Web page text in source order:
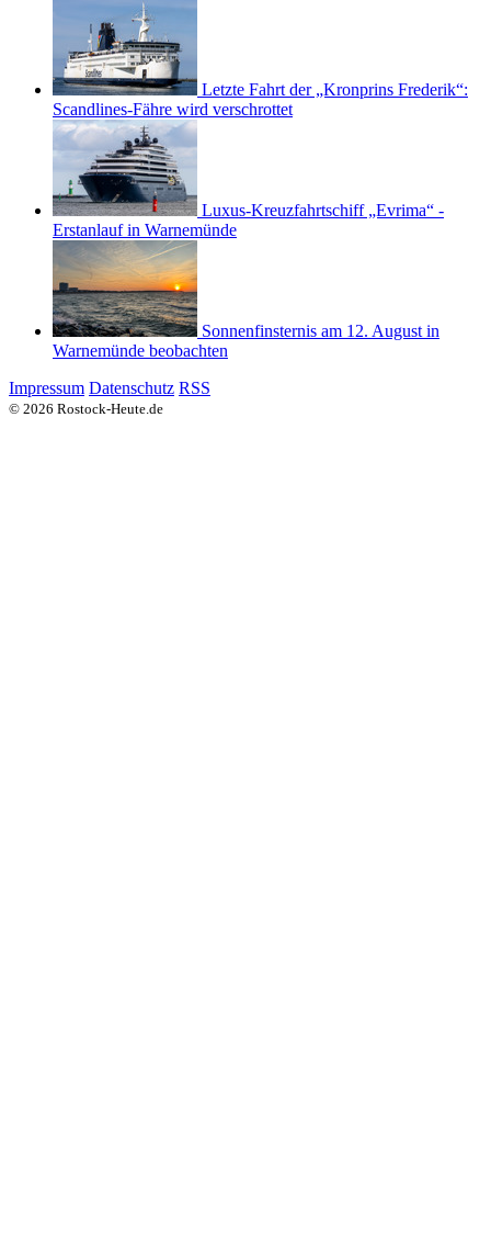
Letzte Fahrt der „Kronprins Frederik“:
Scandlines-Fähre wird verschrottet
Luxus-Kreuzfahrtschiff „Evrima“ -
Erstanlauf in Warnemünde
Sonnenfinsternis am 12. August in
Warnemünde beobachten
Impressum Datenschutz RSS
© 2026 Rostock-Heute.de